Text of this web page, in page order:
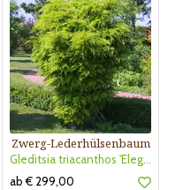
Zwerg-Lederhülsenbaum
Gleditsia triacanthos 'Elegantissima'
ab € 299,00